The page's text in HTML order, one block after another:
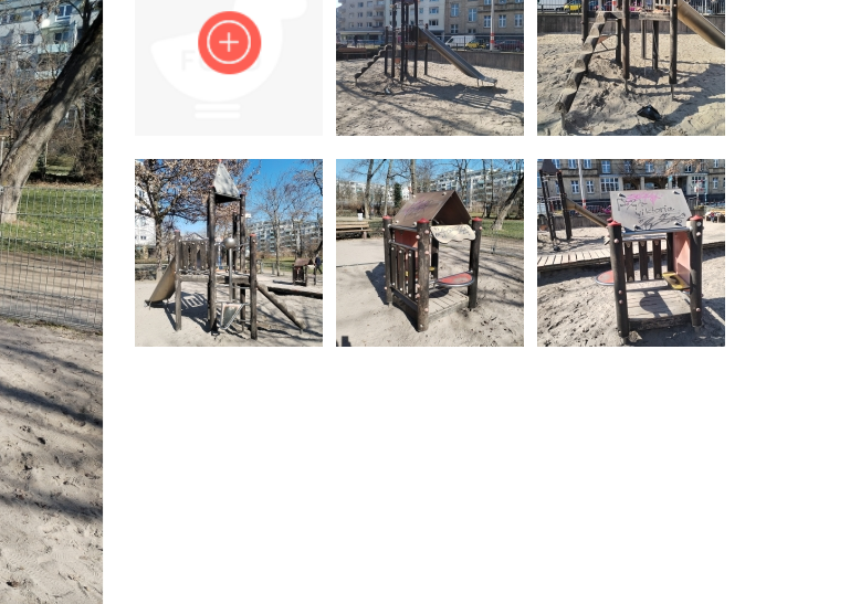
Anmelden